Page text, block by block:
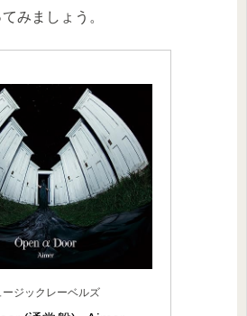
みましょう。
ージックレーベルズ